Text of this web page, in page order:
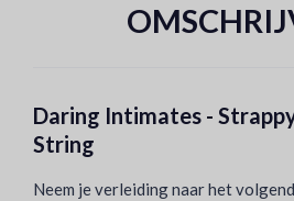
Daring Intimates -
String
Neem je verleiding naar het